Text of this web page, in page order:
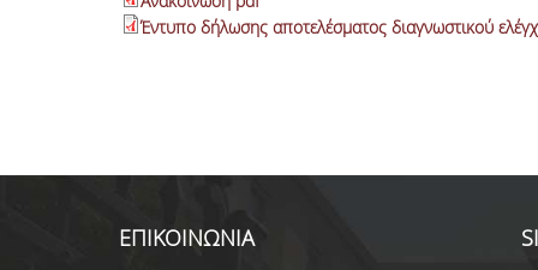
Έντυπο δήλωσης αποτελέσματος διαγνωστικού
ΕΠΙΚΟΙΝΩΝΙΑ